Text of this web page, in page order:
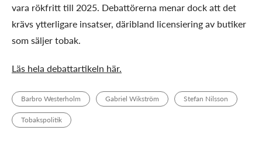
vara rökfritt till 2025. Debattörerna menar dock att det
krävs ytterligare insatser, däribland licensiering av butiker
som säljer tobak.
Läs hela debattartikeln här.
Barbro Westerholm Gabriel Wikström Stefan Nilsson
Tobakspolitik